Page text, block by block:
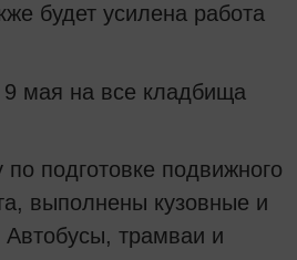
будет усилена работа
9 мая на все кладбища
подготовке подвижного
выполнены кузовные и
трамваи и